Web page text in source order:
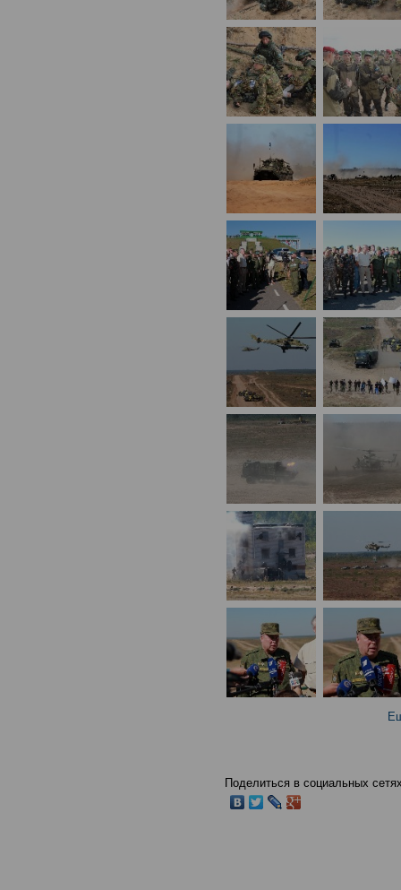
Поделиться в социальных